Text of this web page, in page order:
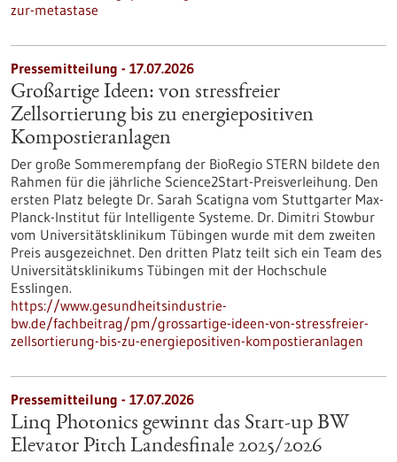
zur-metastase
Pressemitteilung - 17.07.2026
Großartige Ideen: von stressfreier
Zellsortierung bis zu energiepositiven
Kompostieranlagen
Der große Sommerempfang der BioRegio STERN bildete den
Rahmen für die jährliche Science2Start-Preisverleihung. Den
ersten Platz belegte Dr. Sarah Scatigna vom Stuttgarter Max-
Planck-Institut für Intelligente Systeme. Dr. Dimitri Stowbur
vom Universitätsklinikum Tübingen wurde mit dem zweiten
Preis ausgezeichnet. Den dritten Platz teilt sich ein Team des
Universitätsklinikums Tübingen mit der Hochschule
Esslingen.
https://www.gesundheitsindustrie-
bw.de/fachbeitrag/pm/grossartige-ideen-von-stressfreier-
zellsortierung-bis-zu-energiepositiven-kompostieranlagen
Pressemitteilung - 17.07.2026
Linq Photonics gewinnt das Start-up BW
Elevator Pitch Landesfinale 2025/2026